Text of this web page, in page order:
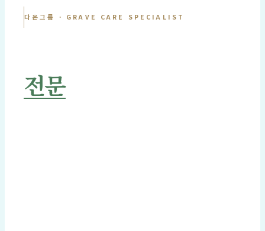
다온그룹 · GRAVE CARE SPECIALIST
전문관리